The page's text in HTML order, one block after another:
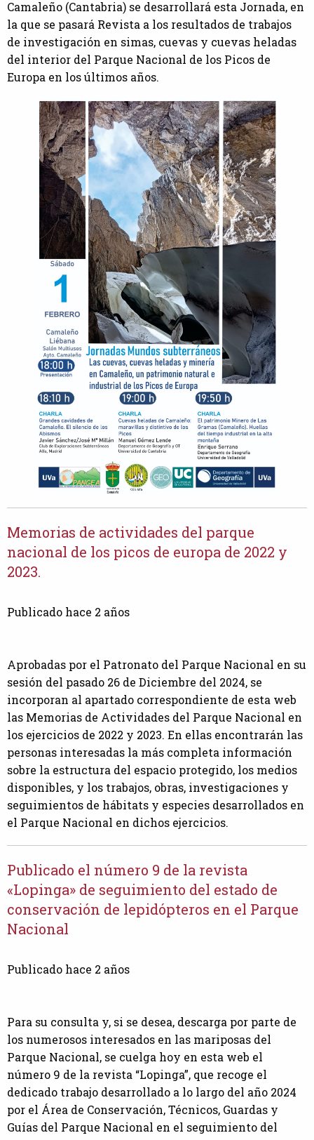
Camaleño (Cantabria) se desarrollará esta Jornada, en
la que se pasará Revista a los resultados de trabajos
de investigación en simas, cuevas y cuevas heladas
del interior del Parque Nacional de los Picos de
Europa en los últimos años.
Memorias de actividades del parque
nacional de los picos de europa de 2022 y
2023.
Publicado hace 2 años
Aprobadas por el Patronato del Parque Nacional en su
sesión del pasado 26 de Diciembre del 2024, se
incorporan al apartado correspondiente de esta web
las Memorias de Actividades del Parque Nacional en
los ejercicios de 2022 y 2023. En ellas encontrarán las
personas interesadas la más completa información
sobre la estructura del espacio protegido, los medios
disponibles, y los trabajos, obras, investigaciones y
seguimientos de hábitats y especies desarrollados en
el Parque Nacional en dichos ejercicios.
Publicado el número 9 de la revista
«Lopinga» de seguimiento del estado de
conservación de lepidópteros en el Parque
Nacional
Publicado hace 2 años
Para su consulta y, si se desea, descarga por parte de
los numerosos interesados en las mariposas del
Parque Nacional, se cuelga hoy en esta web el
número 9 de la revista “Lopinga”, que recoge el
dedicado trabajo desarrollado a lo largo del año 2024
por el Área de Conservación, Técnicos, Guardas y
Guías del Parque Nacional en el seguimiento del